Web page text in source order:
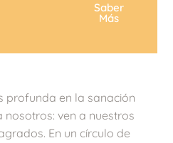
Saber
Más
profunda en la sanación
nosotros: ven a nuestros
En un círculo de